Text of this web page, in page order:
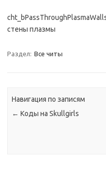
стены плазмы
Раздел: Все читы
Навигация по записям
← Коды на Skullgirls